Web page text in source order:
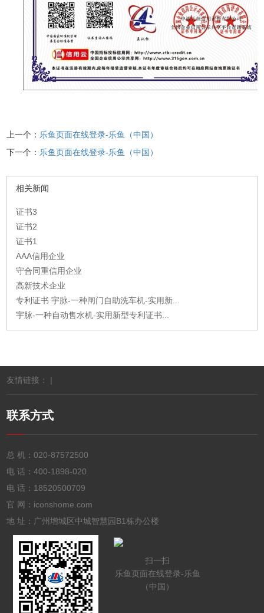
上一个： 乐鱼页面在线登录-乐鱼（中国）
下一个： 乐鱼页面在线登录-乐鱼（中国）
相关新闻
证书3
证书2
证书1
AAA信用企业
守合同重信用企业
高新技术企业
专利证书 宇脉-一种闸门自助洗车机-实用新...
宇脉-一种自动售水机-实用新型专利证书...
友情链接： |
联系方式
总 机：020-87572500
电 话：400-1898-020
电 话： 18520500709
官 网：iconshome.com
地 址：广州增城区中城智慧园B1栋办公楼
扫一扫
乐鱼页面在线登录-乐鱼
（中国）